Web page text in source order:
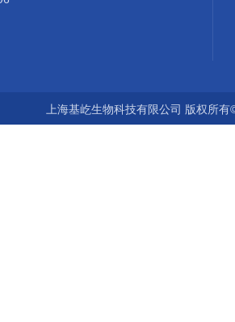
上海基屹生物科技有限公司 版权所